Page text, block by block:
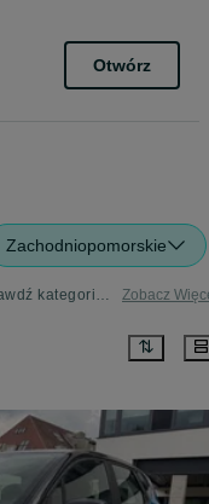
Otwórz
Zachodniopomorskie
renault captur - Zachodniopomorskie - sprawdź kategorię Motoryzacja Zobacz